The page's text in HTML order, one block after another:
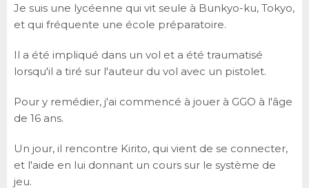
Je suis une lycéenne qui vit seule à Bunkyo-ku, Tokyo,
et qui fréquente une école préparatoire.
Il a été impliqué dans un vol et a été traumatisé
lorsqu'il a tiré sur l'auteur du vol avec un pistolet.
Pour y remédier, j'ai commencé à jouer à GGO à l'âge
de 16 ans.
Un jour, il rencontre Kirito, qui vient de se connecter,
et l'aide en lui donnant un cours sur le système de
jeu.